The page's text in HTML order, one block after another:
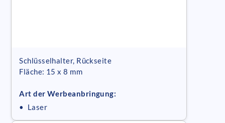
Schlüsselhalter, Rückseite
Fläche: 15 x 8 mm
Art der Werbeanbringung:
• Laser